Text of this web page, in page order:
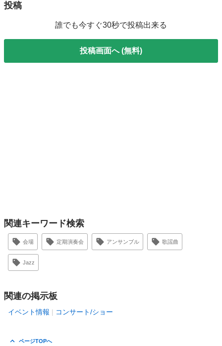
投稿
誰でも今すぐ30秒で投稿出来る
投稿画面へ (無料)
関連キーワード検索
会場 定期演奏会 アンサンブル 歌謡曲
Jazz
関連の掲示板
イベント情報 コンサート/ショー
ページTOPへ